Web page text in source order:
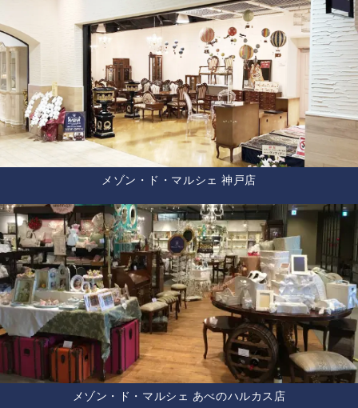
メゾン・ド・マルシェ 神戸店
メゾン・ド・マルシェ あべのハルカス店